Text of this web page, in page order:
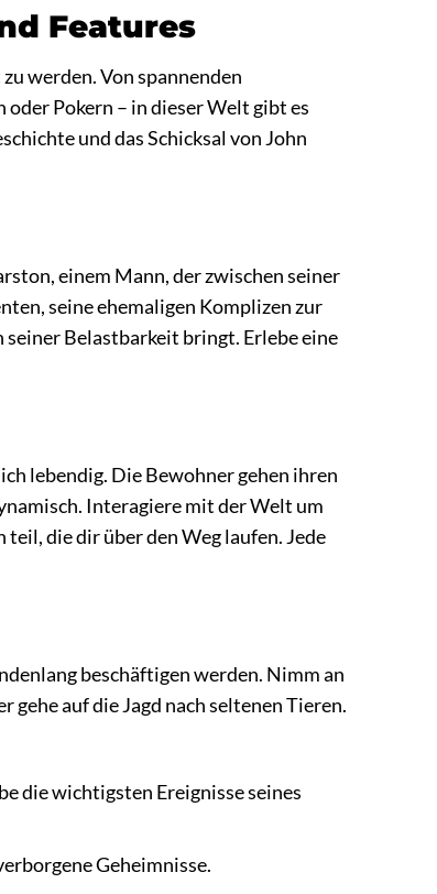
Features
werden. Von spannenden
Pokern – in dieser Welt gibt es
und das Schicksal von John
einem Mann, der zwischen seiner
seine ehemaligen Komplizen zur
seiner Belastbarkeit bringt. Erlebe eine
lebendig. Die Bewohner gehen ihren
Interagiere mit der Welt um
die dir über den Weg laufen. Jede
beschäftigen werden. Nimm an
gehe auf die Jagd nach seltenen Tieren.
die wichtigsten Ereignisse seines
Geheimnisse.